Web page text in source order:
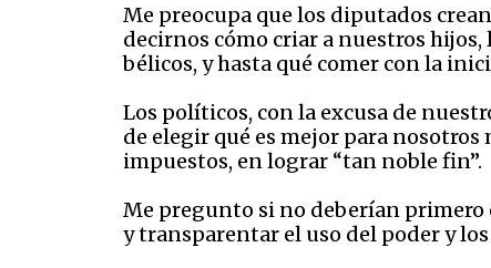
Me preocupa que los diputados
decirnos cómo criar a nuestros
bélicos, y hasta qué comer con la
Los políticos, con la excusa de
de elegir qué es mejor para
impuestos, en lograr “tan noble fin”.
Me pregunto si no deberían
y transparentar el uso del poder y